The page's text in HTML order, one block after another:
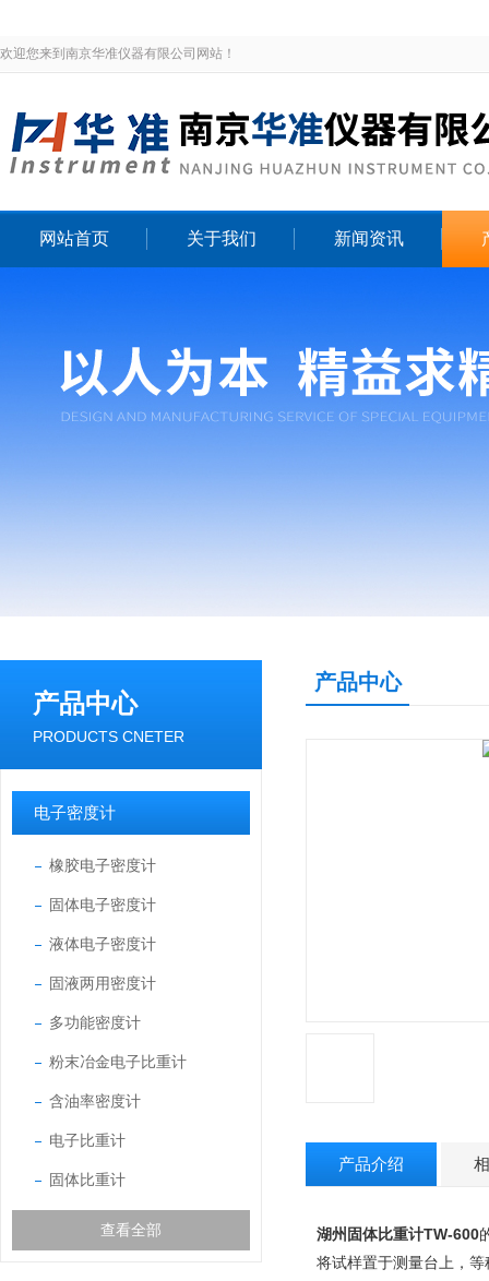
欢迎您来到南京华准仪器有限公司网站！
网站首页 关于我们 新闻资讯
产品中心
PRODUCTS CNETER
电子密度计
橡胶电子密度计
固体电子密度计
液体电子密度计
固液两用密度计
多功能密度计
粉末冶金电子比重计
含油率密度计
电子比重计
固体比重计
查看全部
产品中心
产品介绍
湖州固体比重计TW-600
将试样置于测量台上，